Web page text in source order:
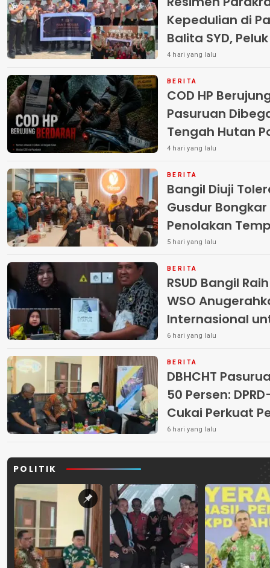
Kepedulian di
Balita SYD,
Terlantar
4 hari yang lalu
BERITA
COD HP
Pasuruan
Tengah Hutan Polisi Buru Tiga
Pelaku
4 hari yang lalu
BERITA
Bangil Diuji
Gusdur
Penolakan
5 hari yang lalu
BERITA
RSUD Bangil
WSO
Internasional
6 hari yang lalu
BERITA
DBHCHT
50 Persen:
Cukai Perkuat
Peredaran
6 hari yang lalu
POLITIK